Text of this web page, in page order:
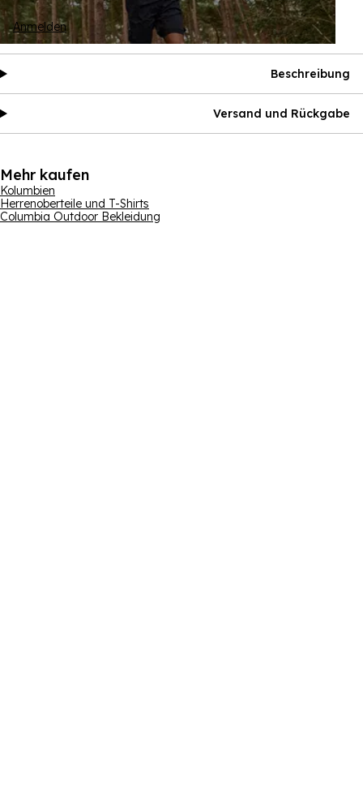
Anmelden
Beschreibung
Versand und Rückgabe
Mehr kaufen
Kolumbien
Herrenoberteile und T-Shirts
Columbia Outdoor Bekleidung